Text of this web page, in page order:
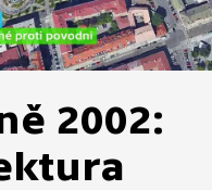
2002: